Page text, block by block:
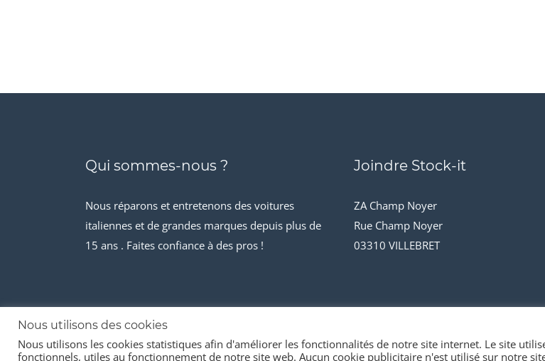
Qui sommes-nous ?
Nous réparons et entretenons des voitures
italiennes et de grandes marques depuis plus de
15 ans . Faites confiance à des pros !
Joindre Stock-it
ZA Champ Noyer
Rue Champ Noyer
03310 VILLEBRET
© 2026 Stock-it automobiles
Nous utilisons des cookies
Nous utilisons les cookies statistiques afin d'améliorer les fonctionnalités de notre site internet. Le site
fonctionnels, utiles au fonctionnement de notre site web. Aucun cookie publicitaire n'est utilisé sur notre